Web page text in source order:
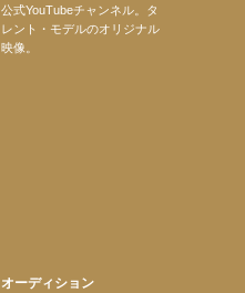
公式YouTubeチャンネル。タ
レント・モデルのオリジナル
映像。
オーディション